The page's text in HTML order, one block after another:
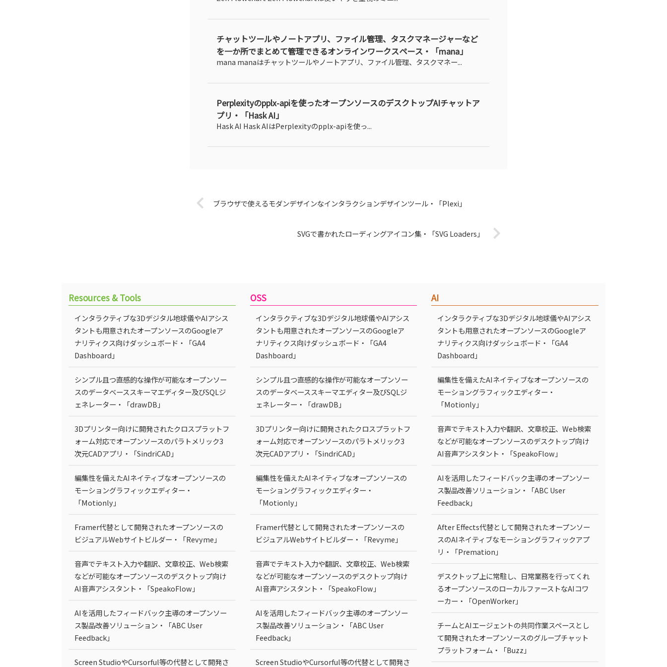
チャットツールやノートアプリ、ファイル管理、タスクマネージャーなど
を一か所でまとめて管理できるオンラインワークスペース・「mana」
mana manaはチャットツールやノートアプリ、ファイル管理、タスクマネー...
Perplexityのpplx-apiを使ったオープンソースのデスクトップAIチャットア
プリ・「Hask AI」
Hask AI Hask AIはPerplexityのpplx-apiを使っ...
ブラウザで使えるモダンデザインなインタラクションデザインツール・「Plexi」
SVGで書かれたローディングアイコン集・「SVG Loaders」
Resources & Tools
インタラクティブな3Dデジタル地球儀やAIアシス
タントも用意されたオープンソースのGoogleア
ナリティクス向けダッシュボード・「GA4
Dashboard」
シンプル且つ直感的な操作が可能なオープンソー
スのデータベーススキーマエディター及びSQLジ
ェネレーター・「drawDB」
3Dプリンター向けに開発されたクロスプラットフ
ォーム対応でオープンソースのパラトメリック3
次元CADアプリ・「SindriCAD」
編集性を備えたAIネイティブなオープンソースの
モーショングラフィックエディター・
「Motionly」
Framer代替として開発されたオープンソースの
ビジュアルWebサイトビルダー・「Revyme」
音声でテキスト入力や翻訳、文章校正、Web検索
などが可能なオープンソースのデスクトップ向け
AI音声アシスタント・「SpeakoFlow」
AIを活用したフィードバック主導のオープンソー
ス製品改善ソリューション・「ABC User
Feedback」
Screen StudioやCursorful等の代替として開発さ
OSS
インタラクティブな3Dデジタル地球儀やAIアシス
タントも用意されたオープンソースのGoogleア
ナリティクス向けダッシュボード・「GA4
Dashboard」
シンプル且つ直感的な操作が可能なオープンソー
スのデータベーススキーマエディター及びSQLジ
ェネレーター・「drawDB」
3Dプリンター向けに開発されたクロスプラットフ
ォーム対応でオープンソースのパラトメリック3
次元CADアプリ・「SindriCAD」
編集性を備えたAIネイティブなオープンソースの
モーショングラフィックエディター・
「Motionly」
Framer代替として開発されたオープンソースの
ビジュアルWebサイトビルダー・「Revyme」
音声でテキスト入力や翻訳、文章校正、Web検索
などが可能なオープンソースのデスクトップ向け
AI音声アシスタント・「SpeakoFlow」
AIを活用したフィードバック主導のオープンソー
ス製品改善ソリューション・「ABC User
Feedback」
Screen StudioやCursorful等の代替として開発さ
AI
インタラクティブな3Dデジタル地球儀やAIアシス
タントも用意されたオープンソースのGoogleア
ナリティクス向けダッシュボード・「GA4
Dashboard」
編集性を備えたAIネイティブなオープンソースの
モーショングラフィックエディター・
「Motionly」
音声でテキスト入力や翻訳、文章校正、Web検索
などが可能なオープンソースのデスクトップ向け
AI音声アシスタント・「SpeakoFlow」
AIを活用したフィードバック主導のオープンソー
ス製品改善ソリューション・「ABC User
Feedback」
After Effects代替として開発されたオープンソー
スのAIネイティブなモーショングラフィックアプ
リ・「Premation」
デスクトップ上に常駐し、日常業務を行ってくれ
るオープンソースのローカルファーストなAIコワ
ーカー・「OpenWorker」
チームとAIエージェントの共同作業スペースとし
て開発されたオープンソースのグループチャット
プラットフォーム・「Buzz」